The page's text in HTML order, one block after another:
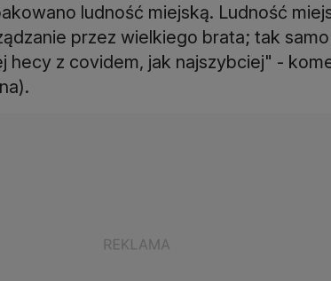
ludność miejską. Ludność
przez wielkiego brata; tak
hecy z covidem, jak najszybciej" -